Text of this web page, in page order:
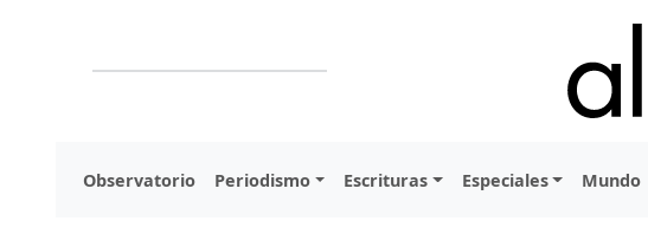
Observatorio Periodismo Escrituras Especiales Mundo